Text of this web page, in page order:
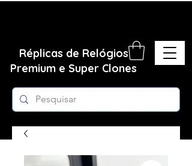
Réplicas de Relógios
Premium e Super Clones